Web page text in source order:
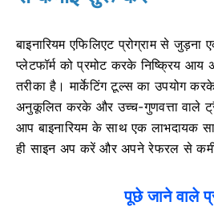
बाइनारियम एफिलिएट प्रोग्राम से जुड़ना
प्लेटफॉर्म को प्रमोट करके निष्क्रिय आय
तरीका है। मार्केटिंग टूल्स का उपयोग
अनुकूलित करके और उच्च-गुणवत्ता वाले
आप बाइनारियम के साथ एक लाभदायक
ही साइन अप करें और अपने रेफरल से
पूछे जाने वाले